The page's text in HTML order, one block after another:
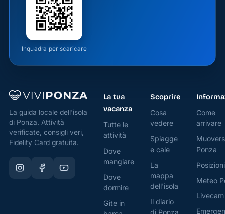
Inquadra per scaricare
La guida locale dell'isola
di Ponza. Attività
verificate, consigli veri,
Fidelity Card gratuita.
La tua
vacanza
Tutte le
attività
Dove
mangiare
Dove
dormire
Gite in
Scoprire
Cosa
vedere
Spiagge
e cale
La
mappa
dell'isola
Il diario
di Ponza
Come
arrivare
Ponza
Meteo
Livecam